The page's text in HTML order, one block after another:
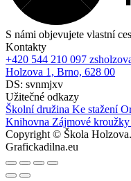
S námi objevujete vlastní
Kontakty
+420 544 210 097
Holzova 1, Brno, 628 00
DS: svnmjxv
Užitečné odkazy
Školní družina Ke stažení
Knihovna Zájmové kroužky
Copyright © Škola
Grafickadilna.eu